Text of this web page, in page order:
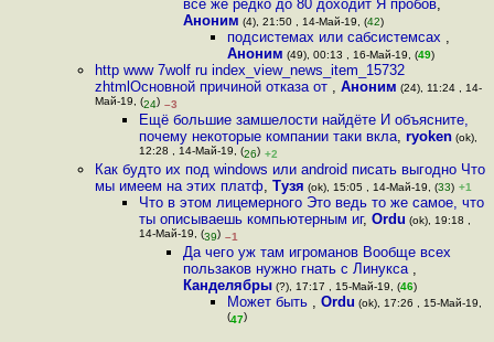
все же редко до 80 доходит Я пробов,
Аноним (4), 21:50 , 14-Май-19, (42)
подсистемах или сабсистемсах ,
Аноним (49), 00:13 , 16-Май-19, (49)
http www 7wolf ru index_view_news_item_15732
zhtmlОсновной причиной отказа от , Аноним (24), 11:24 , 14-
Май-19, (24) –3
Ещё большие замшелости найдёте И объясните,
почему некоторые компании таки вкла, ryoken (ok),
12:28 , 14-Май-19, (26) +2
Как будто их под windows или android писать выгодно Что
мы имеем на этих платф, Тузя (ok), 15:05 , 14-Май-19, (33) +1
Что в этом лицемерного Это ведь то же самое, что
ты описываешь компьютерным иг, Ordu (ok), 19:18 ,
14-Май-19, (39) –1
Да чего уж там игроманов Вообще всех
пользаков нужно гнать с Линукса ,
Канделябры (?), 17:17 , 15-Май-19, (46)
Может быть , Ordu (ok), 17:26 , 15-Май-19,
(47)